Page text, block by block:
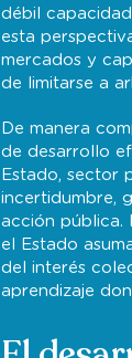
débil
esta
mercados y
de limitarse a
De manera
de desarrollo
Estado, sector
incertidumbre,
acción pública.
el Estado
del interés
aprendizaje